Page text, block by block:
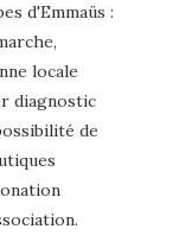
d'Emmaüs :
locale
diagnostic
de